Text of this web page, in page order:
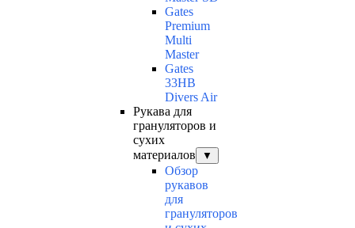
Gates
Premium
Multi
Master
Gates
33HB
Divers Air
Рукава для
грануляторов и
сухих
материалов
▼
Обзор
рукавов
для
грануляторов